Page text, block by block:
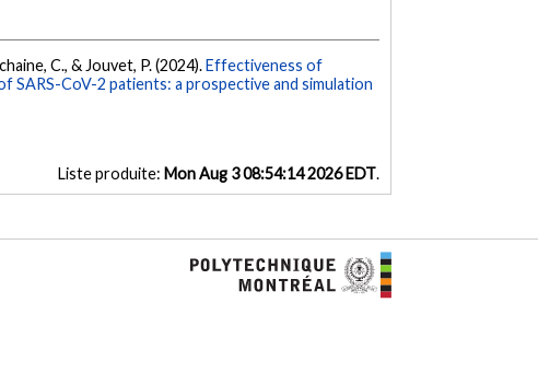
C., & Jouvet, P. (2024).Effectiveness of
CoV-2 patients: a prospective and simulation
Liste produite: Mon Aug 3 08:54:14 2026 EDT.